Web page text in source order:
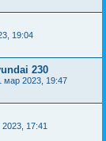
19:04
230
мар 2023, 19:47
17:41